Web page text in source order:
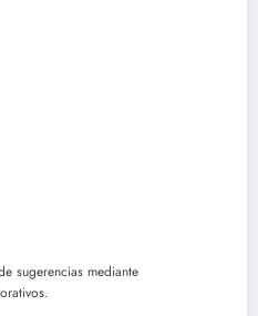
sugerencias mediante